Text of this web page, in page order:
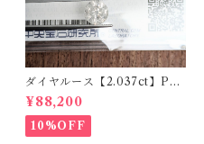
ダイヤルース【2.037ct】PR
O208851
¥88,200
10%OFF